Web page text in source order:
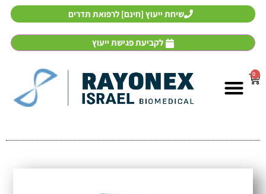
שיחת ייעוץ [חינם] לרפואת תדרים
לקביעת פגישת ייעוץ
0